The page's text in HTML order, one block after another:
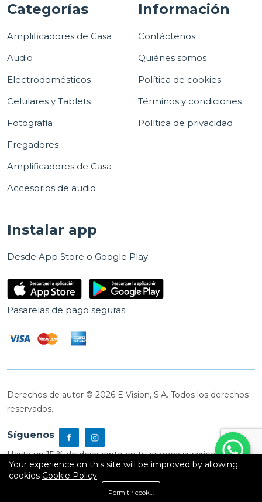
Categorías
Amplificadores de Casa
Audio
Electrodomésticos
Celulares y Tablets
Fotografía
Fregadores
Amplificadores de Casa
Accesorios de audio
Información
Contáctenos
Quiénes somos
Política de cookies
Términos y condiciones
Política de privacidad
Instalar app
Desde App Store o Google Play
Pasarelas de pago seguras
Derechos de autor © 2026 E Vision, S.A. Todos los derechos
reservados.
Síguenos
Hasta un 15 % de descuento en tu primera suscripción
Carrito
Your experience on this site will be improved by allowing
cookies Cookie Policy
Permitir cookies